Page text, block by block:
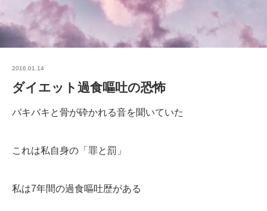
2016.01.14
ダイエット過食嘔吐の恐怖
バキバキと骨が砕かれる音を聞いていた
これは私自身の「罪と罰」
私は7年間の過食嘔吐歴がある